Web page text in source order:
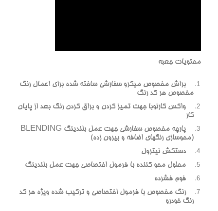
محتويات جعبه
براش مخصوص ميکرو سفارشي ساخته شده براي اعمال رنگ
مخصوص هر کد رنگ
واکس کارنوبا جهت تميز کردن و براق کردن رنگ بعد از پايان
کار
پارچه مخصوص سفارشي جهت عمل بلندينگ BLENDING
(محوسازي رنگهاي اضافه و بيرون زده)
دستکش نيترول
محلول محو کننده با فرمول اختصاصي جهت عمل بلندينگ
فوم فشرده
رنگ مخصوص با فرمول اختصاصي و ترکيب شده ويژه هر کد
رنگ خودرو